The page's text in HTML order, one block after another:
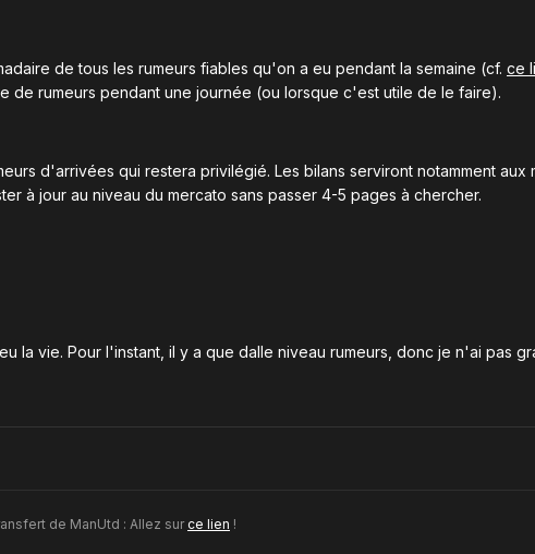
de tous les rumeurs fiables qu'on a eu pendant la semaine (cf. ce
de rumeurs pendant une journée (ou lorsque c'est utile de le faire).
d'arrivées qui restera privilégié. Les bilans serviront notamment aux
à jour au niveau du mercato sans passer 4-5 pages à chercher.
la vie. Pour l'instant, il y a que dalle niveau rumeurs, donc je n'ai pas
de ManUtd : Allez sur ce lien !